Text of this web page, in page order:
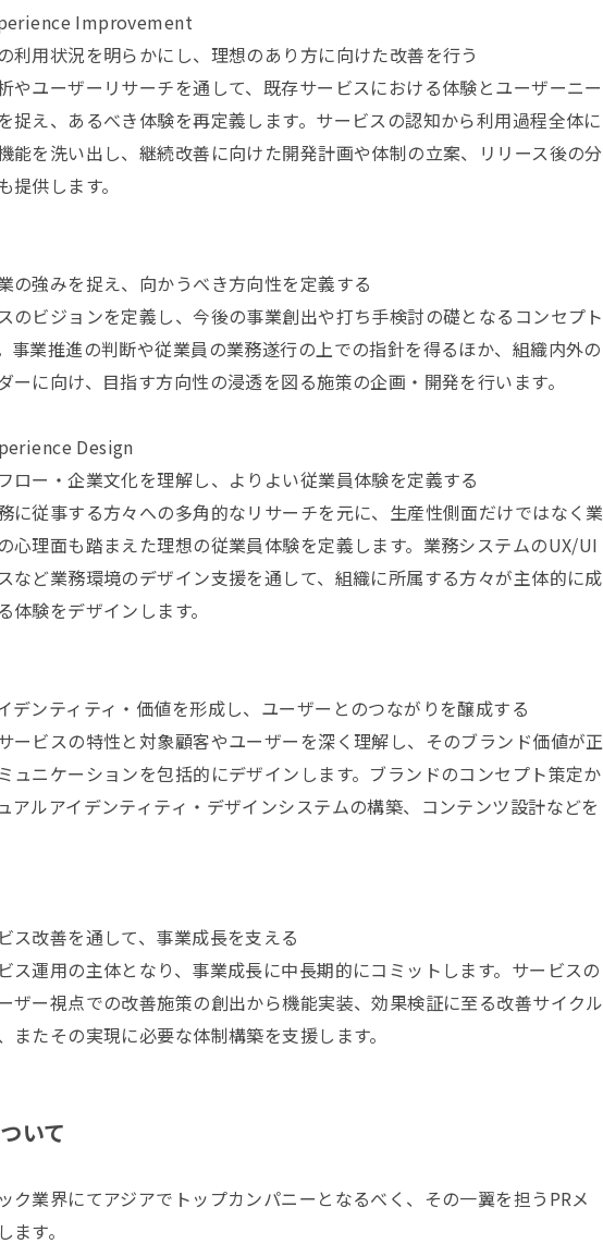
Improvement
利用状況を明らかにし、理想のあり方に向けた改善を行う
やユーザーリサーチを通して、既存サービスにおける体験とユーザーニー
捉え、あるべき体験を再定義します。サービスの認知から利用過程全体に
能を洗い出し、継続改善に向けた開発計画や体制の立案、リリース後の分
提供します。
の強みを捉え、向かうべき方向性を定義する
のビジョンを定義し、今後の事業創出や打ち手検討の礎となるコンセプト
事業推進の判断や従業員の業務遂行の上での指針を得るほか、組織内外の
ーに向け、目指す方向性の浸透を図る施策の企画・開発を行います。
Design
ロー・企業文化を理解し、よりよい従業員体験を定義する
に従事する方々への多角的なリサーチを元に、生産性側面だけではなく業
心理面も踏まえた理想の従業員体験を定義します。業務システムのUX/UI
など業務環境のデザイン支援を通して、組織に所属する方々が主体的に成
体験をデザインします。
デンティティ・価値を形成し、ユーザーとのつながりを醸成する
ービスの特性と対象顧客やユーザーを深く理解し、そのブランド価値が正
ュニケーションを包括的にデザインします。ブランドのコンセプト策定か
アルアイデンティティ・デザインシステムの構築、コンテンツ設計などを
ス改善を通して、事業成長を支える
ス運用の主体となり、事業成長に中長期的にコミットします。サービスの
ザー視点での改善施策の創出から機能実装、効果検証に至る改善サイクル
またその実現に必要な体制構築を支援します。
いて
ク業界にてアジアでトップカンパニーとなるべく、その一翼を担うPRメ
ます。